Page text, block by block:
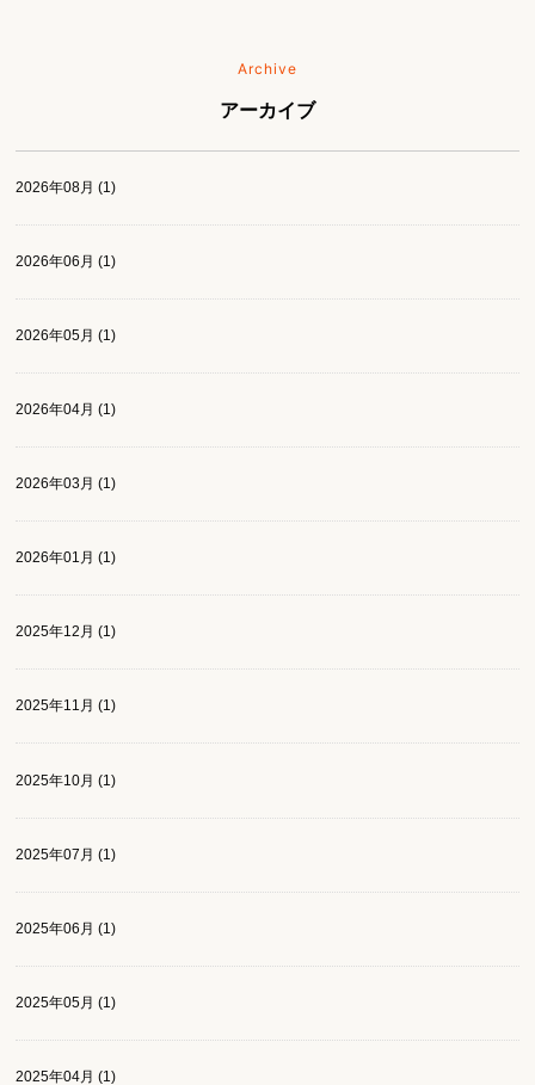
Archive
アーカイブ
2026年08月 (1)
2026年06月 (1)
2026年05月 (1)
2026年04月 (1)
2026年03月 (1)
2026年01月 (1)
2025年12月 (1)
2025年11月 (1)
2025年10月 (1)
2025年07月 (1)
2025年06月 (1)
2025年05月 (1)
2025年04月 (1)